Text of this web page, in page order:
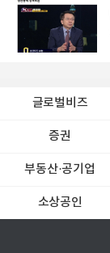
글로벌비즈
증권
부동산·공기업
소상공인